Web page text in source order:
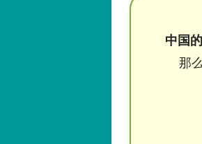
中国
那